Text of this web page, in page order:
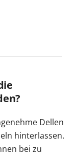
Dellen
hinterlassen.
bei zu